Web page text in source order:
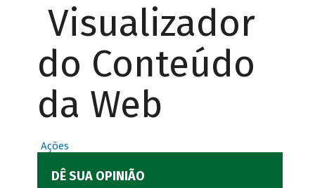
Visualizador
do Conteúdo
da Web
Ações
DÊ SUA OPINIÃO